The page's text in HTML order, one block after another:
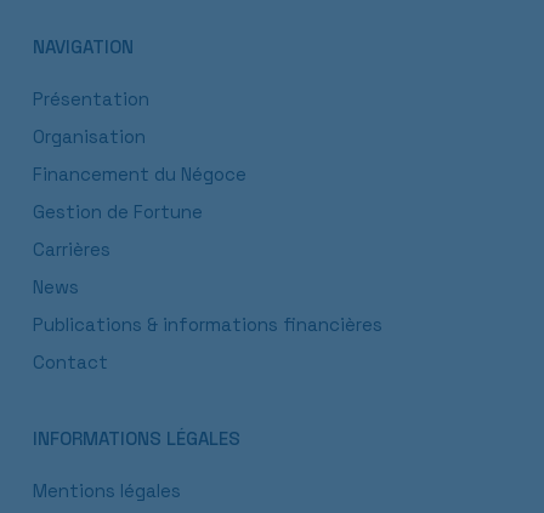
NAVIGATION
Présentation
Organisation
Financement du Négoce
Gestion de Fortune
Carrières
News
Publications & informations financières
Contact
INFORMATIONS LÉGALES
Mentions légales